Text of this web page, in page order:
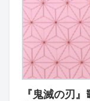
『鬼滅の刃